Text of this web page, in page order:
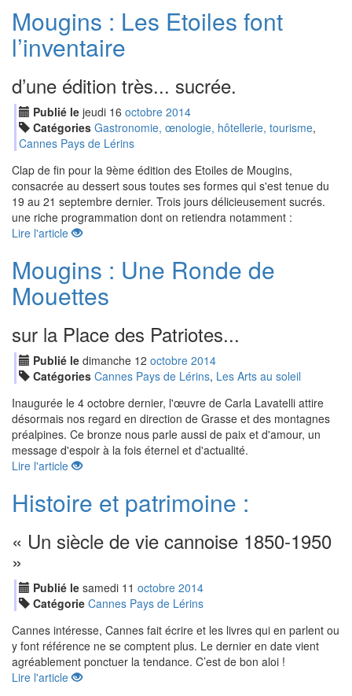
Mougins : Les Etoiles font
l’inventaire
d’une édition très... sucrée.
Publié le jeudi 16 octobre 2014
Catégories Gastronomie, œnologie, hôtellerie, tourisme,
Cannes Pays de Lérins
Clap de fin pour la 9ème édition des Etoiles de Mougins,
consacrée au dessert sous toutes ses formes qui s'est tenue du
19 au 21 septembre dernier. Trois jours délicieusement sucrés.
une riche programmation dont on retiendra notamment :
Lire l'article
Mougins : Une Ronde de
Mouettes
sur la Place des Patriotes...
Publié le dimanche 12 octobre 2014
Catégories Cannes Pays de Lérins, Les Arts au soleil
Inaugurée le 4 octobre dernier, l'œuvre de Carla Lavatelli attire
désormais nos regard en direction de Grasse et des montagnes
préalpines. Ce bronze nous parle aussi de paix et d'amour, un
message d'espoir à la fois éternel et d'actualité.
Lire l'article
Histoire et patrimoine :
« Un siècle de vie cannoise 1850-1950
»
Publié le samedi 11 octobre 2014
Catégorie Cannes Pays de Lérins
Cannes intéresse, Cannes fait écrire et les livres qui en parlent ou
y font référence ne se comptent plus. Le dernier en date vient
agréablement ponctuer la tendance. C’est de bon aloi !
Lire l'article